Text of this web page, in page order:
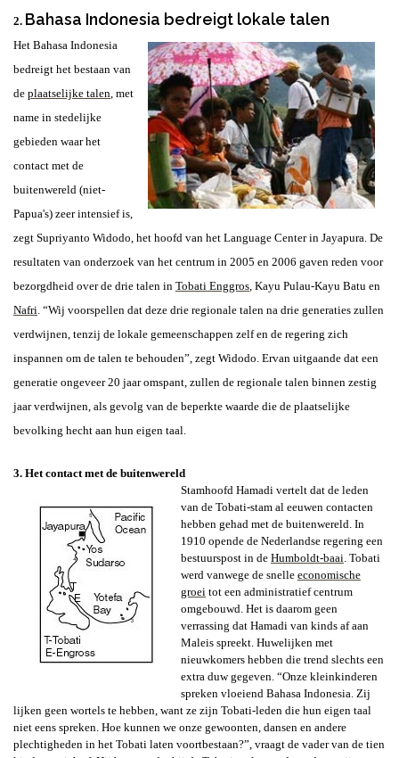
2. Bahasa Indonesia bedreigt lokale talen
Het Bahasa Indonesia
bedreigt het bestaan van
de plaatselijke talen , met
name in stedelijke
gebieden waar het
contact met de
buitenwereld (niet-
Papua's) zeer intensief is,
zegt Supriyanto Widodo, het hoofd van het Language Center in Jayapura. De
resultaten van onderzoek van het centrum in 2005 en 2006 gaven reden voor
bezorgdheid over de drie talen in Tobati Enggros , Kayu Pulau-Kayu Batu en
Nafri . “Wij voorspellen dat deze drie regionale talen na drie generaties zullen
verdwijnen, tenzij de lokale gemeenschappen zelf en de regering zich
inspannen om de talen te behouden”, zegt Widodo. Ervan uitgaande dat een
generatie ongeveer 20 jaar omspant, zullen de regionale talen binnen zestig
jaar verdwijnen, als gevolg van de beperkte waarde die de plaatselijke
bevolking hecht aan hun eigen taal.
3. Het contact met de buitenwereld
Stamhoofd Hamadi vertelt dat de leden
van de Tobati-stam al eeuwen contacten
hebben gehad met de buitenwereld. In
1910 opende de Nederlandse regering een
bestuurspost in de Humboldt-baai . Tobati
werd vanwege de snelle economische
groei tot een administratief centrum
omgebouwd. Het is daarom geen
verrassing dat Hamadi van kinds af aan
Maleis spreekt. Huwelijken met
nieuwkomers hebben die trend slechts een
extra duw gegeven. “Onze kleinkinderen
spreken vloeiend Bahasa Indonesia. Zij
lijken geen wortels te hebben, want ze zijn Tobati-leden die hun eigen taal
niet eens spreken. Hoe kunnen we onze gewoonten, dansen en andere
plechtigheden in het Tobati laten voortbestaan?”, vraagt de vader van de tien